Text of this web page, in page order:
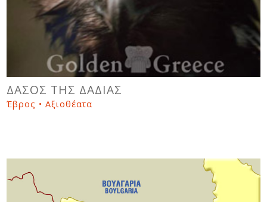
ΔΑΣΟΣ ΤΗΣ ΔΑΔΙΑΣ
Έβρος • Αξιοθέατα